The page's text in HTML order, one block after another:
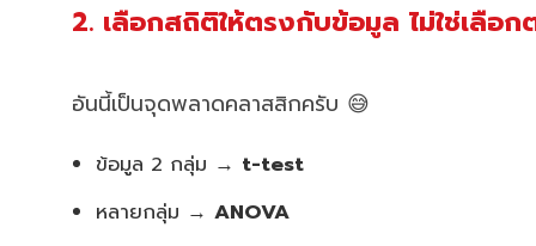
2. เลือกสถิติให้ตรงกับข้อมูล ไม่ใช่เลือก
อันนี้เป็นจุดพลาดคลาสสิกครับ 😅
ข้อมูล 2 กลุ่ม → t-test
หลายกลุ่ม → ANOVA